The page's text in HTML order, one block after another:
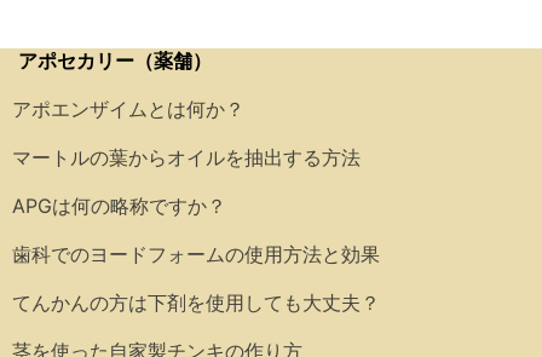
アポセカリー（薬舗）
アポエンザイムとは何か？
マートルの葉からオイルを抽出する方法
APGは何の略称ですか？
歯科でのヨードフォームの使用方法と効果
てんかんの方は下剤を使用しても大丈夫？
茎を使った自家製チンキの作り方